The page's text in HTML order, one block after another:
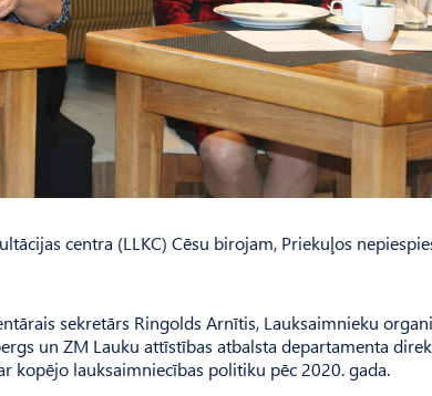
centra (LLKC) Cēsu birojam, Priekuļos
sekretārs Rin­golds Arnītis, Lauksaimnieku
un ZM Lauku attīstības atbalsta departamenta
kopējo lauksaimniecības politiku pēc 2020. gada.